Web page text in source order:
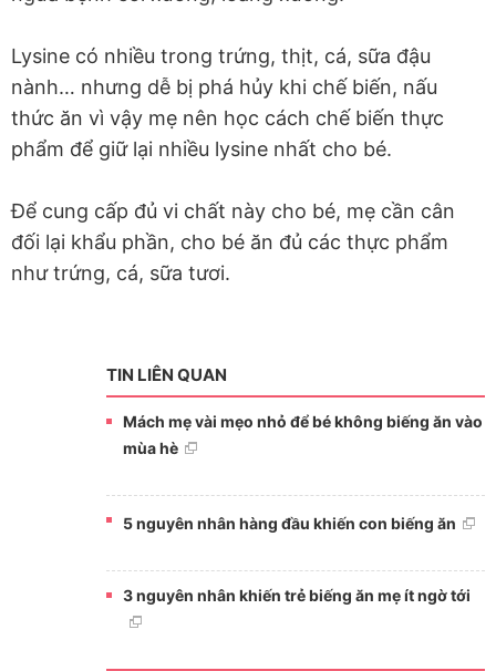
Lysine có nhiều trong trứng, thịt, cá, sữa đậu
nành… nhưng dễ bị phá hủy khi chế biến, nấu
thức ăn vì vậy mẹ nên học cách chế biến thực
phẩm để giữ lại nhiều lysine nhất cho bé.
Để cung cấp đủ vi chất này cho bé, mẹ cần cân
đối lại khẩu phần, cho bé ăn đủ các thực phẩm
như trứng, cá, sữa tươi.
TIN LIÊN QUAN
Mách mẹ vài mẹo nhỏ để bé không biếng ăn vào
mùa hè
5 nguyên nhân hàng đầu khiến con biếng ăn
3 nguyên nhân khiến trẻ biếng ăn mẹ ít ngờ tới